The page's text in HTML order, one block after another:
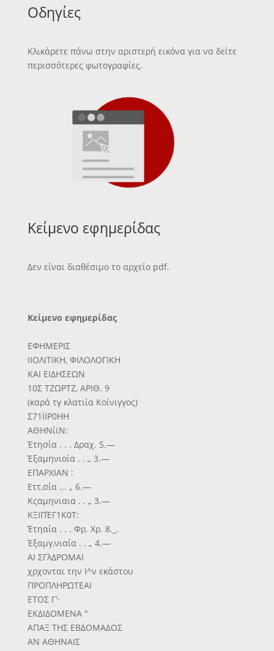
Οδηγίες
Κλικάρετε πάνω στην αριστερή εικόνα για να δείτε
περισσότερες φωτογραφίες.
Κείμενο εφημερίδας
Δεν είναι διαθέσιμο το αρχείο pdf.
Κείμενο εφημερίδας
ΕΦΗΜΕΡΙΣ
ΙΙΟΛΙΤΙΚΗ, ΦΙΛΟΛΟΓΙΚΗ
ΚΑΙ ΕΙΔΗΣΕΩΝ
10Σ ΤΖΩΡΤΖ, ΑΡΙΘ. 9
(καρά τγ κλατιία Κοίνιγγος)
Σ71ΪΙΡ0ΗΗ
ΑΘΗΝίϊΝ:
Έτησία . . . Δραχ. 5.—
Έξαμηνιοία . . „ 3.—
ΕΠΑΡΧΙΑΝ :
Εττ,σία ... „ 6.—
Κςαμηνιαια . . „ 3.—
ΚΞΙΠΈΓ1Κ0Τ:
Έτηαία . . . Φρ. Χρ. 8._.
Έξαμγ,νιαία . . „ 4.—
ΑΙ ΣΓλΔΡΟΜΑΙ
χρχονται την Ι^ν εκάστου
ΠΡΟΠΛΗΡΩΤΕΑΙ
ΕΤΟΣ Γ'·
ΕΚΔΙΔΟΜΕΝΑ "
ΑΠΑΞ ΤΗΣ ΕΒΔΟΜΑΔΟΣ
ΑΝ ΑΘΗΝΑΙΣ